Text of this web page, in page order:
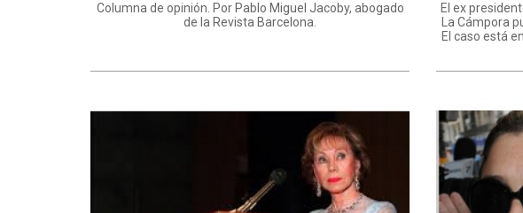
Columna de opinión. Por Pablo Miguel Jacoby, abogado
de la Revista Barcelona.
El ex
La Cámpora
El caso está